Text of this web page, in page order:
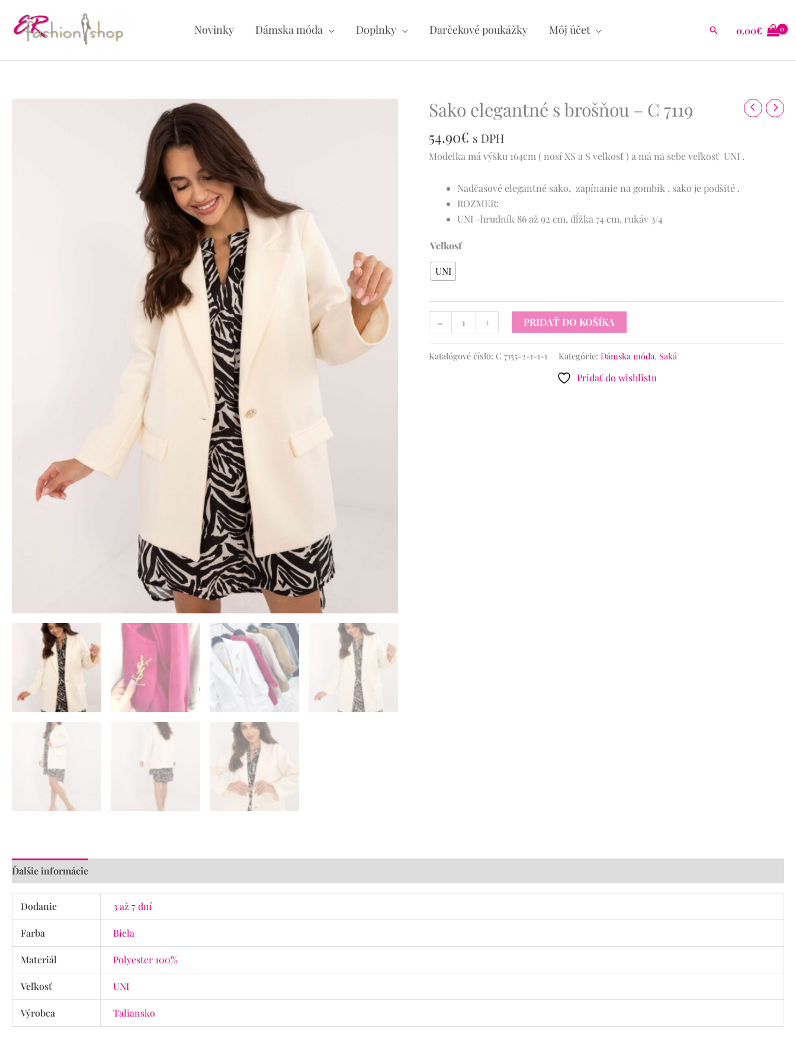
obsah
Novinky Dámska móda Doplnky Darčekové poukážky Môj účet Hľadať0.00€
Sako elegantné s brošňou – C 7119
54.90€ s DPH
Modelka má výšku 164cm ( nosí XS a S veľkosť ) a má na sebe veľkosť UNI .
Nadčasové elegantné sako, zapínanie na gombík , sako je podšité .
ROZMER:
UNI -hrudník 86 až 92 cm, dĺžka 74 cm, rukáv 3/4
Veľkosť
UNI
-
množstvo
Sako
elegantné
s
+ PRIDAŤ DO KOŠÍKA
Katalógové číslo:C 7155-2-1-1-1 Kategórie: Dámska móda, Saká
Pridať do wishlistu
Ďalšie informácie
Dodanie 3 až 7 dní
Farba Biela
Materiál Polyester 100%
Veľkosť UNI
Výrobca Taliansko